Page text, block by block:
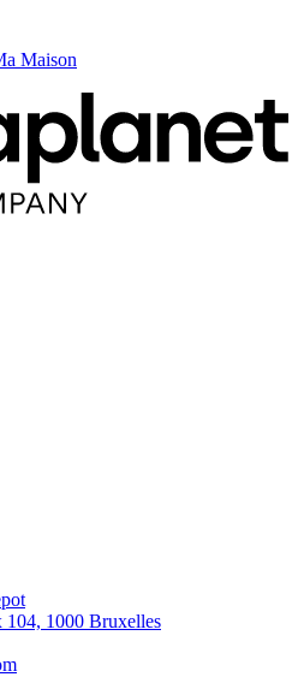
Maison
104, 1000 Bruxelles